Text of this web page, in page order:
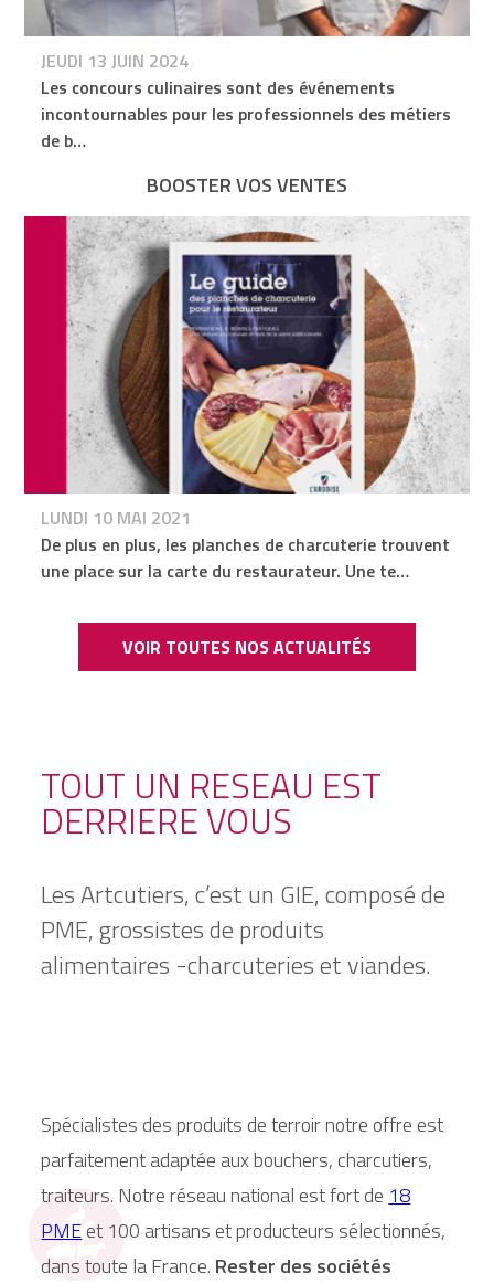
JEUDI 13 JUIN 2024
Les concours culinaires sont des événements
incontournables pour les professionnels des métiers
de b…
BOOSTER VOS VENTES
LUNDI 10 MAI 2021
De plus en plus, les planches de charcuterie trouvent
une place sur la carte du restaurateur. Une te…
VOIR TOUTES NOS ACTUALITÉS
TOUT UN RESEAU EST
DERRIERE VOUS
Les Artcutiers, c’est un GIE, composé de
PME, grossistes de produits
alimentaires -charcuteries et viandes.
Spécialistes des produits de terroir notre offre est
parfaitement adaptée aux bouchers, charcutiers,
traiteurs. Notre réseau national est fort de 18
PMEet 100 artisans et producteurs sélectionnés,
dans toute la France. Rester des sociétés